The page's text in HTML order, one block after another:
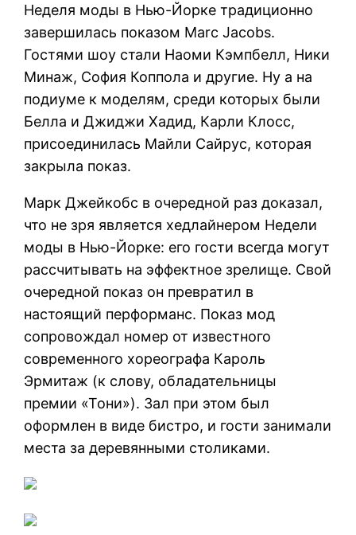
Неделя моды в Нью-Йорке традиционно
завершилась показом Marc Jacobs.
Гостями шоу стали Наоми Кэмпбелл, Ники
Минаж, София Коппола и другие. Ну а на
подиуме к моделям, среди которых были
Белла и Джиджи Хадид, Карли Клосс,
присоединилась Майли Сайрус, которая
закрыла показ.
Марк Джейкобс в очередной раз доказал,
что не зря является хедлайнером Недели
моды в Нью-Йорке: его гости всегда могут
рассчитывать на эффектное зрелище. Свой
очередной показ он превратил в
настоящий перформанс. Показ мод
сопровождал номер от известного
современного хореографа Кароль
Эрмитаж (к слову, обладательницы
премии «Тони»). Зал при этом был
оформлен в виде бистро, и гости занимали
места за деревянными столиками.